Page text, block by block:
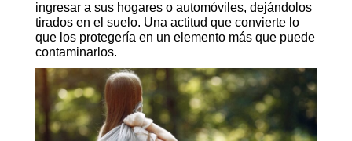
ingresar a sus hogares o automóviles, dejándolos
tirados en el suelo. Una actitud que convierte lo
que los protegería en un elemento más que puede
contaminarlos.